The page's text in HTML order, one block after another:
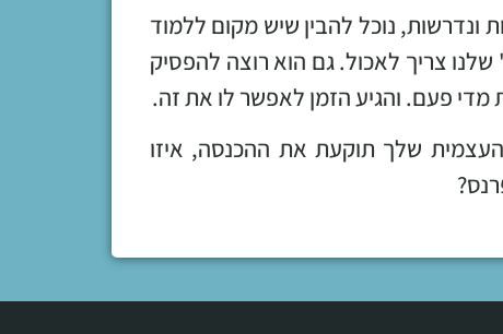
ונדרשות, נוכל להבין שיש מקום ללמוד
צריך לאכול. גם הוא רוצה להפסיק
פעם. והגיע הזמן לאפשר לו את זה.
שלך תוקעת את ההכנסה, איזו